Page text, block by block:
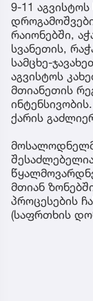
9-11
რაიონებში,
სვანეთის,
სამცხე-
აგვისტოს
მთიანეთის
ქარის
მთიან
პროცესების
(საფრთხის